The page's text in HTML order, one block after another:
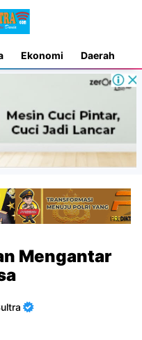
Ekonomi Daerah
Mengantar